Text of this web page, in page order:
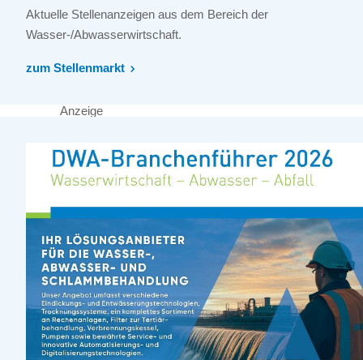
Aktuelle Stellenanzeigen aus dem Bereich der
Wasser-/Abwasserwirtschaft.
zum Stellenmarkt
Anzeige